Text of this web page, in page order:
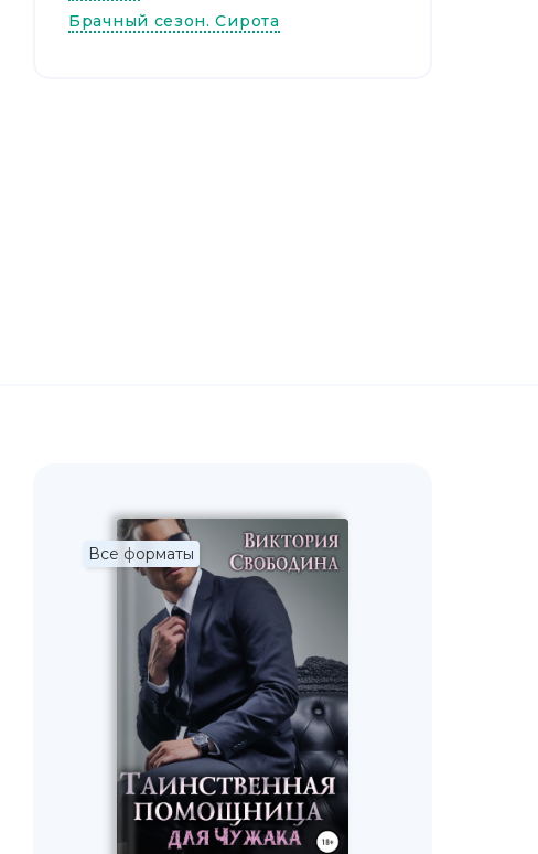
Брачный сезон. Сирота
Все форматы